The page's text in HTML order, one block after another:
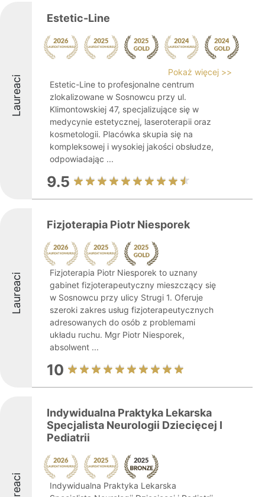
Laureaci
Estetic-Line
Pokaż więcej >>
Estetic-Line to profesjonalne centrum
zlokalizowane w Sosnowcu przy ul.
Klimontowskiej 47, specjalizujące się w
medycynie estetycznej, laseroterapii oraz
kosmetologii. Placówka skupia się na
kompleksowej i wysokiej jakości obsłudze,
odpowiadając ...
9.5
Laureaci
Fizjoterapia Piotr Niesporek
Fizjoterapia Piotr Niesporek to uznany
gabinet fizjoterapeutyczny mieszczący się
w Sosnowcu przy ulicy Strugi 1. Oferuje
szeroki zakres usług fizjoterapeutycznych
adresowanych do osób z problemami
układu ruchu. Mgr Piotr Niesporek,
absolwent ...
10
Indywidualna Praktyka Lekarska
Specjalista Neurologii Dziecięcej I
Pediatrii
Indywidualna Praktyka Lekarska